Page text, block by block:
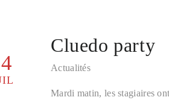
Cluedo party
Actualités
Mardi matin, les stagiaires